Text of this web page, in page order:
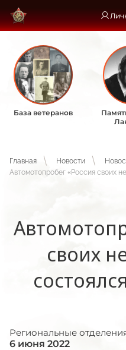
База ветеранов
Главная Новости
Автомотопробег «Россия своих
своих
Региональные
6 июня 2022